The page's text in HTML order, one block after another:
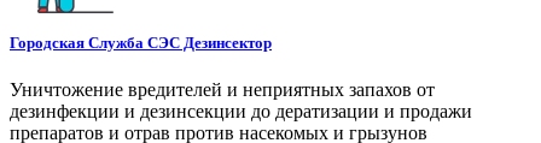
Городская Служба СЭС Дезинсектор
Уничтожение вредителей и неприятных запахов от
дезинфекции и дезинсекции до дератизации и продажи
препаратов и отрав против насекомых и грызунов